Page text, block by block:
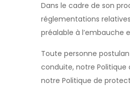
Dans le cadre de son
réglementations
préalable à l’embauche
Toute personne
conduite, notre Politique
notre Politique de